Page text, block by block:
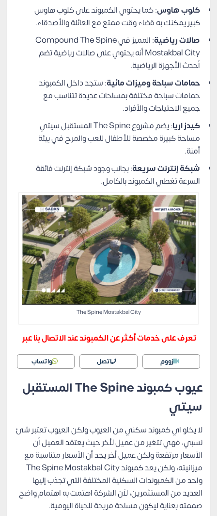
كلوب هاوس: كما يحتوي الكمبوند على كلوب هاوس
كبير يمكنك به قضاء وقت ممتع مع العائلة والأصدقاء.
صالات رياضية
: المميز في Compound The Spine
Mostakbal City أنه يحتوي على صالات رياضية تضم
أحدث الأجهزة الرياضية.
حمامات سباحة وميزات مائية: ستجد داخل الكمبوند
حمامات سباحة مختلفة بمساحات عديدة تتناسب مع
جميع الاحتياجات والأفراد.
كيدز اريا
: يضم مشروع The Spine المستقبل سيتي
مساحة كبيرة مخصصة للأطفال للعب والمرح في بيئة
أمنة.
شبكة إنترنت سريعة: بجانب وجود شبكة إنترنت فائقة
السرعة تغطي الكمبوند بالكامل.
The Spine Mostakbal City
تعرف على خدمات أكثر عن الكمبوند عند الاتصال بنا عبر
زووم اتصل واتساب
عيوب كمبوند The Spine المستقبل
سيتي
لا يخلو اي كمبوند سكني من العيوب ولكن العيوب تعتبر شئ
نسبي، فهي تتغير من عميل لأخر حيث يعتقد العميل أن
الأسعار مرتفعة ولكن عميل أخر يجد أن الأسعار متناسبة مع
ميزانيته، ولكن يعد كمبوند The Spine Mostakbal City
واحد من الكمبوندات السكنية المختلفة التي تجذب إليها
العديد من المستثمرين، لأن الشركة اهتمت به اهتمام واضح
صممته بعناية ليكون مساحة مريحة للحياة اليومية.